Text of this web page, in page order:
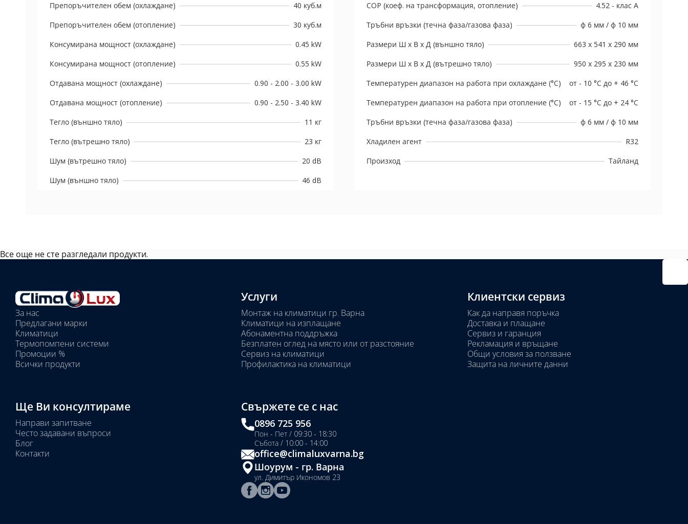
Препоръчителен обем (охлаждане)
40 куб.м
Препоръчителен обем (отопление)
30 куб.м
Консумирана мощност (охлаждане)
0.45 kW
Консумирана мощност (отопление)
0.55 kW
Отдавана мощност (охлаждане)
0.90 - 2.00 - 3.00 kW
Отдавана мощност (отопление)
0.90 - 2.50 - 3.40 kW
Тегло (външно тяло)
11 кг
Тегло (вътрешно тяло)
23 кг
Шум (вътрешно тяло)
20 dB
Шум (външно тяло)
46 dB
COP (коеф. на трансформация, отопление)
4.52 - клас А
Тръбни връзки (течна фаза/газова фаза)
ф 6 мм / ф 10 мм
Размери Ш х В х Д (външно тяло)
663 х 541 х 290 мм
Размери Ш х В х Д (вътрешно тяло)
950 x 295 x 230 мм
Температурен диапазон на работа при охлаждане (°C)
от - 10 °C до + 46 °C
Температурен диапазон на работа при отопление (°C)
от - 15 °C до + 24 °C
Тръбни връзки (течна фаза/газова фаза)
ф 6 мм / ф 10 мм
Хладилен агент
R32
Произход
Тайланд
Все още не сте разгледали продукти.
Избрани
вътрешни
тела:
Избрано
тяло:
За нас
Предлагани марки
Климатици
Термопомпени системи
Промоции %
Всички продукти
Услуги
Монтаж на климатици гр. Варна
Климатици на изплащане
Абонаментна поддръжка
Безплатен оглед на място или от разстояние
Сервиз на климатици
Профилактика на климатици
Клиентски сервиз
Как да направя поръчка
Доставка и плащане
Сервиз и гаранция
Рекламация и връщане
Общи условия за ползване
Защита на личните данни
Ще Ви консултираме
Направи запитване
Често задавани въпроси
Блог
Контакти
Свържете се с нас
0896 725 956
Пон - Пет / 09:30 - 18:30
Събота / 10:00 - 14:00
office@climaluxvarna.bg
Шоурум - гр. Варна
ул. Димитър Икономов 23